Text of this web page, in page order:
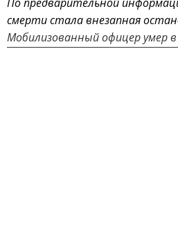
смерти стала внезапная
Мобилизованный офицер умер